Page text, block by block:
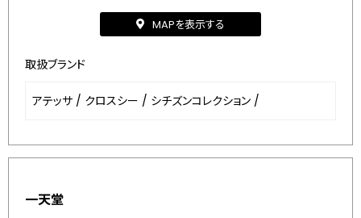
MAPを表示する
取扱ブランド
アテッサ / クロスシー / シチズンコレクション /
一天堂